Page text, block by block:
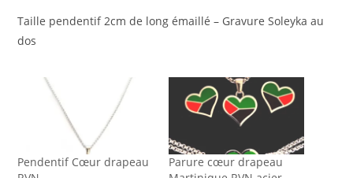
Taille pendentif 2cm de long émaillé – Gravure Soleyka au
dos
Pendentif Cœur drapeau
Parure cœur drapeau